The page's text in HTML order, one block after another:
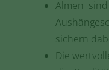
Almen
sichern
Die